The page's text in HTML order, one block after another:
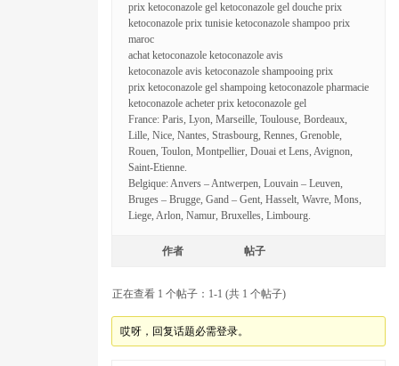
prix ketoconazole gel ketoconazole gel douche prix
ketoconazole prix tunisie ketoconazole shampoo prix
maroc
achat ketoconazole ketoconazole avis
ketoconazole avis ketoconazole shampooing prix
prix ketoconazole gel shampoing ketoconazole pharmacie
ketoconazole acheter prix ketoconazole gel
France: Paris, Lyon, Marseille, Toulouse, Bordeaux,
Lille, Nice, Nantes, Strasbourg, Rennes, Grenoble,
Rouen, Toulon, Montpellier, Douai et Lens, Avignon,
Saint-Etienne.
Belgique: Anvers – Antwerpen, Louvain – Leuven,
Bruges – Brugge, Gand – Gent, Hasselt, Wavre, Mons,
Liege, Arlon, Namur, Bruxelles, Limbourg.
作者 帖子
正在查看 1 个帖子：1-1 (共 1 个帖子)
哎呀，回复话题必需登录。